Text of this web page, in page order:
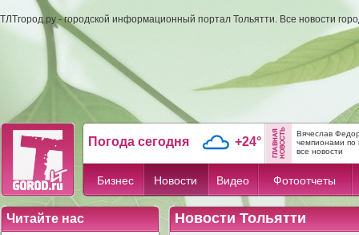
ТЛТгород.ру - городской информационный портал Тольятти. Все новости
Погода сегодня +24°
Вячеслав
чемпионами по
все новости
Бизнес Новости Видео Фотоотчеты
Читайте нас Новости Тольятти